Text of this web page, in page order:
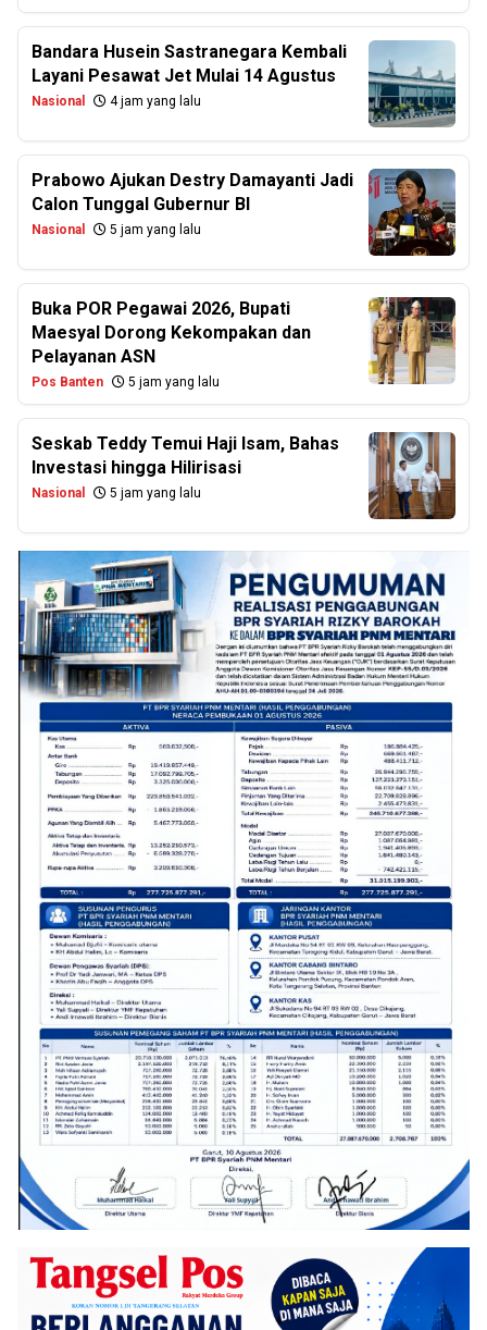
Bandara Husein Sastranegara Kembali
Layani Pesawat Jet Mulai 14 Agustus
Nasional 4 jam yang lalu
Prabowo Ajukan Destry Damayanti Jadi
Calon Tunggal Gubernur BI
Nasional 5 jam yang lalu
Buka POR Pegawai 2026, Bupati
Maesyal Dorong Kekompakan dan
Pelayanan ASN
Pos Banten 5 jam yang lalu
Seskab Teddy Temui Haji Isam, Bahas
Investasi hingga Hilirisasi
Nasional 5 jam yang lalu